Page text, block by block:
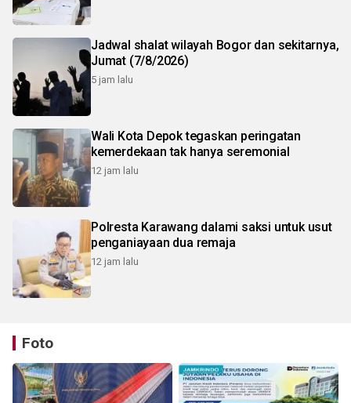
Jadwal shalat wilayah Bogor dan sekitarnya,
Jumat (7/8/2026)
5 jam lalu
Wali Kota Depok tegaskan peringatan
kemerdekaan tak hanya seremonial
12 jam lalu
Polresta Karawang dalami saksi untuk usut
penganiayaan dua remaja
12 jam lalu
Foto